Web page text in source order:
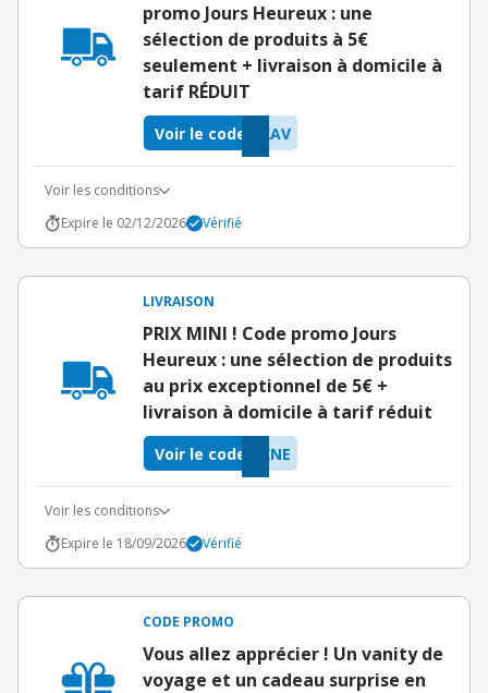
promo Jours Heureux : une
sélection de produits à 5€
seulement + livraison à domicile à
tarif RÉDUIT
XAV
Voir le code
Voir les conditions
Expire le 02/12/2026
Vérifié
LIVRAISON
PRIX MINI ! Code promo Jours
Heureux : une sélection de produits
au prix exceptionnel de 5€ +
livraison à domicile à tarif réduit
XNE
Voir le code
Voir les conditions
Expire le 18/09/2026
Vérifié
CODE PROMO
Vous allez apprécier ! Un vanity de
voyage et un cadeau surprise en